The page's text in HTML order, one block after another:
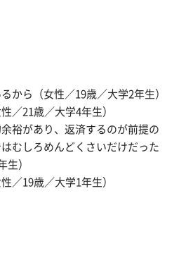
から（女性／19歳／大学2年生）
／21歳／大学4年生）
裕があり、返済するのが前提の
むしろめんどくさいだけだった
生）
／19歳／大学1年生）